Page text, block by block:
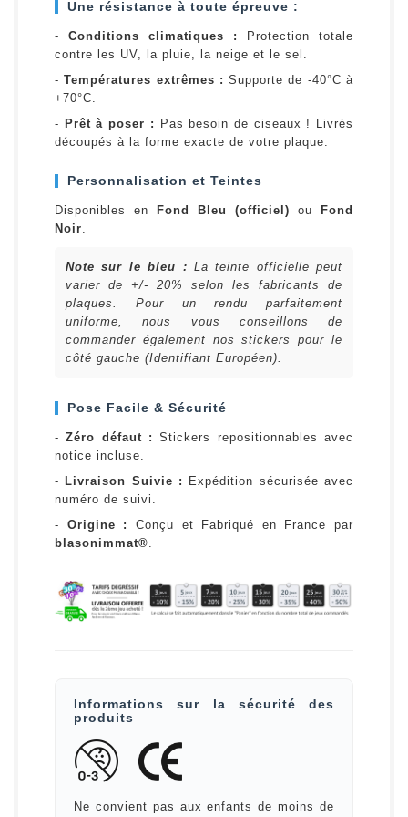
Une résistance à toute épreuve :
- Conditions climatiques :
Protection totale
contre les UV, la pluie, la neige et le sel.
-Températures extrêmes : Supporte de -40°C à
+70°C.
- Prêt à poser :
Pas besoin de ciseaux ! Livrés
découpés à la forme exacte de votre plaque.
Personnalisation et Teintes
Disponibles en Fond Bleu (officiel) ou
Fond
Noir.
Note sur le bleu : La teinte officielle peut
varier de +/- 20% selon les fabricants de
plaques. Pour un rendu parfaitement
uniforme, nous vous conseillons de
commander également nos stickers pour le
côté gauche (Identifiant Européen).
Pose Facile & Sécurité
-Zéro défaut : Stickers repositionnables avec
notice incluse.
- Livraison Suivie :
Expédition sécurisée avec
numéro de suivi.
- Origine :
Conçu et Fabriqué en France par
blasonimmat®.
Informations sur la sécurité des
produits
Ne convient pas aux enfants de moins de